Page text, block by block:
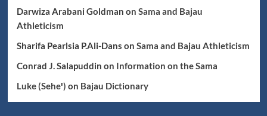
Darwiza Arabani Goldman on Sama and Bajau
Athleticism
Sharifa Pearlsia P.Ali-Dans on Sama and Bajau Athleticism
Conrad J. Salapuddin on Information on the Sama
Luke (Seheꞌ) on Bajau Dictionary